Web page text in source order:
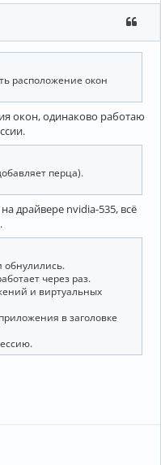
расположение окон
окон, одинаково работаю
перца).
драйвере nvidia-535, всё
обнулились.
через раз.
и виртуальных
в заголовке